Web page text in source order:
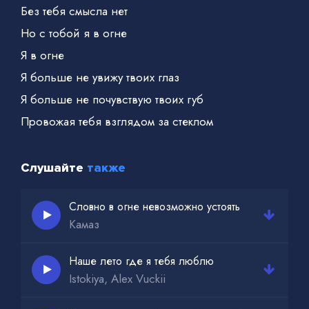
Без тебя смысла нет
Но с тобой я в огне
Я в огне
Я больше не увижу твоих глаз
Я больше не почувствую твоих губ
Провожая тебя взглядом за стеклом
Слушайте также
Словно в огне невозможно устоять
Камаз
Наше лето где я тебя люблю
Istokiya, Alex Vuckii